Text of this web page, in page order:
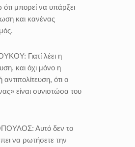
ότι μπορεί να υπάρξει
και κανένας
Γιατί λέει η
και όχι μόνο η
αντιπολίτευση, ότι ο
είναι συνιστώσα του
Αυτό δεν το
να ρωτήσετε την